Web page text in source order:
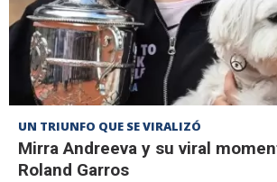
UN TRIUNFO QUE SE VIRALIZÓ
Mirra Andreeva y su viral
Roland Garros